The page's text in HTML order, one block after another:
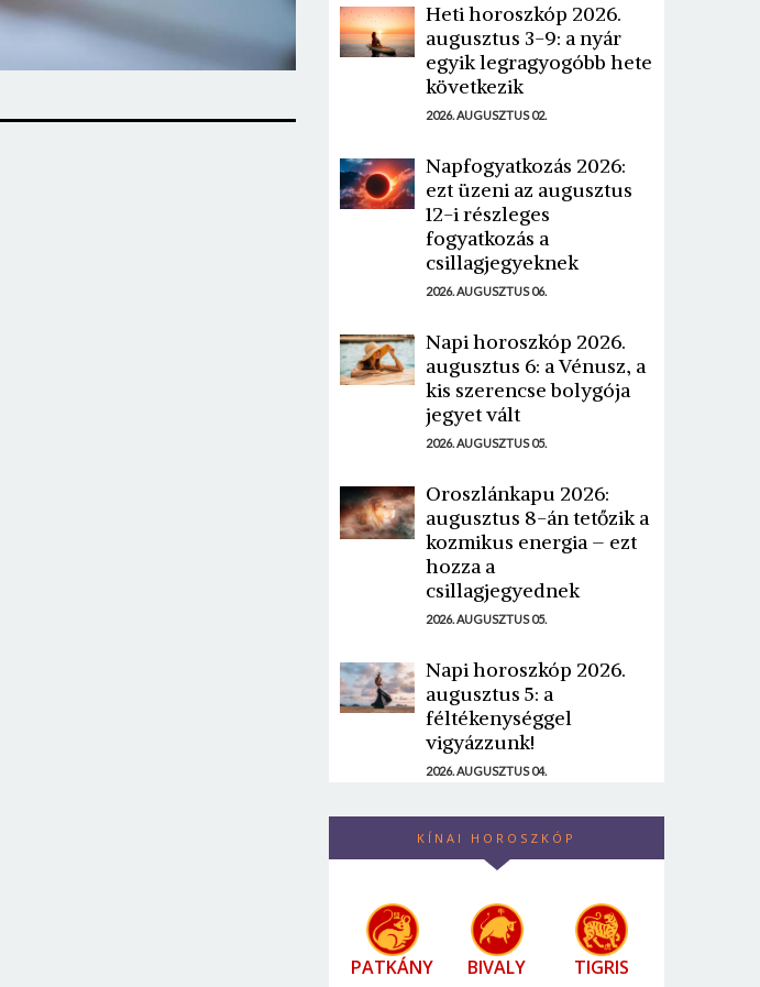
Heti horoszkóp 2026.
augusztus 3-9: a nyár
egyik legragyogóbb hete
következik
2026. AUGUSZTUS 02.
Napfogyatkozás 2026:
ezt üzeni az augusztus
12-i részleges
fogyatkozás a
csillagjegyeknek
2026. AUGUSZTUS 06.
Napi horoszkóp 2026.
augusztus 6: a Vénusz, a
kis szerencse bolygója
jegyet vált
2026. AUGUSZTUS 05.
Oroszlánkapu 2026:
augusztus 8-án tetőzik a
kozmikus energia – ezt
hozza a
csillagjegyednek
2026. AUGUSZTUS 05.
Napi horoszkóp 2026.
augusztus 5: a
féltékenységgel
vigyázzunk!
2026. AUGUSZTUS 04.
KÍNAI HOROSZKÓP
PATKÁNY BIVALY TIGRIS